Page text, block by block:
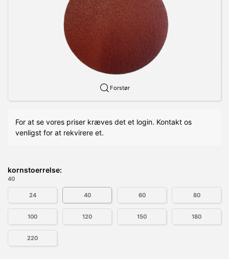
Forstør
For at se vores priser kræves det et login. Kontakt os
venligst for at rekvirere et.
kornstoerrelse:
40
24 40 60 80
100 120 150 180
220